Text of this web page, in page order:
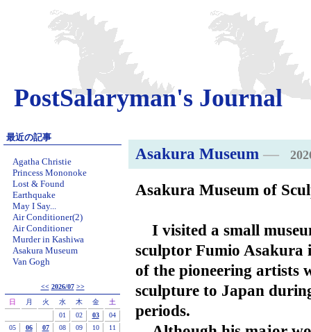
PostSalaryman's Journal
最近の記事
Agatha Christie
Princess Mononoke
Lost & Found
Earthquake
May I Say...
Air Conditioner(2)
Air Conditioner
Murder in Kashiwa
Asakura Museum
Van Gogh
<< 2026/07 >>
日
月 火 水 木 金
土
01
02 03
04
05
06 07 08 09 10
11
Asakura Museum ―
Asakura Museum of
sculptor Fumio Asakura
of the pioneering artists
sculpture to Japan
periods.